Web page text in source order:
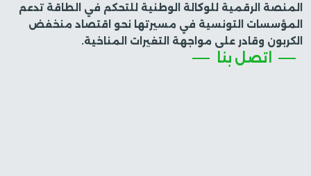
المنصة الرقمية للوكالة الوطنية للتحكم في الطاقة تدعم
المؤسسات التونسية في مسيرتها نحو اقتصاد منخفض
الكربون وقادر على مواجهة التغيرات المناخية.
اتصل بنا